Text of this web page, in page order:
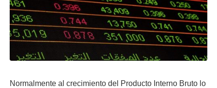
Normalmente al crecimiento del Producto Interno Bruto lo